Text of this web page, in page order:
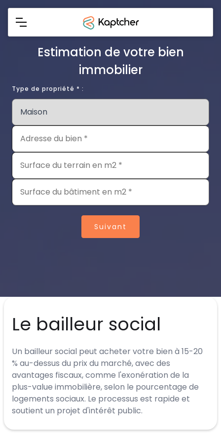
Estimation de votre bien
immobilier
Type de propriété * :
Suivant
Le bailleur social
Un bailleur social peut acheter votre bien à 15-20
% au-dessus du prix du marché, avec des
avantages fiscaux, comme l'exonération de la
plus-value immobilière, selon le pourcentage de
logements sociaux. Le processus est rapide et
soutient un projet d'intérêt public.